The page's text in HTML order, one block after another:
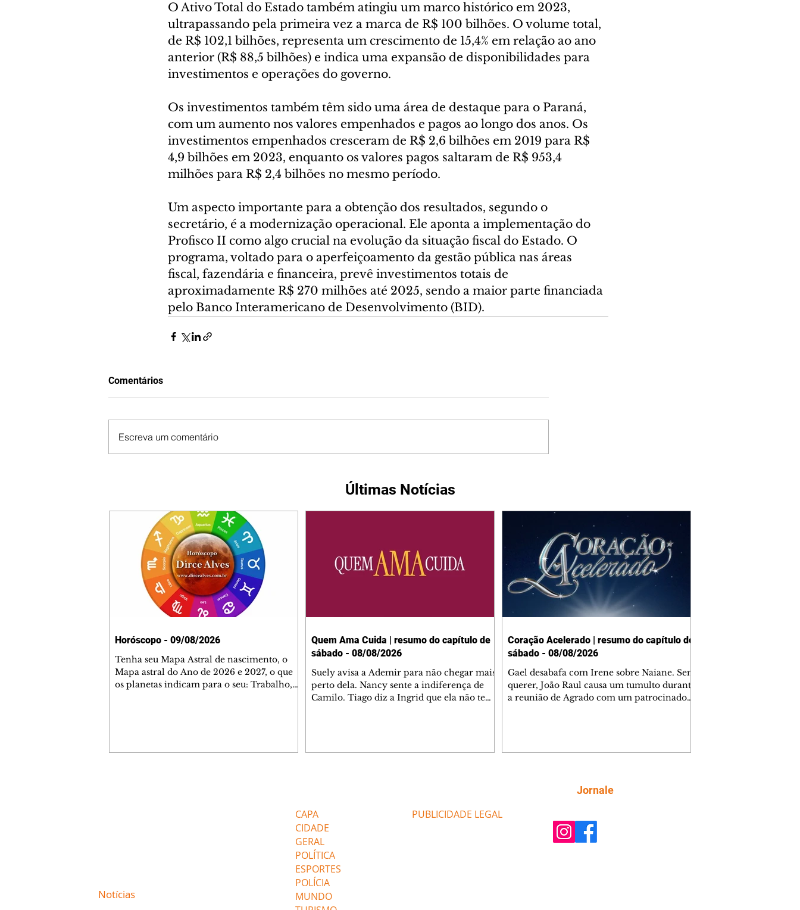
O Ativo Total do Estado também atingiu um marco histórico em 2023,
ultrapassando pela primeira vez a marca de R$ 100 bilhões. O volume total,
de R$ 102,1 bilhões, representa um crescimento de 15,4% em relação ao ano
anterior (R$ 88,5 bilhões) e indica uma expansão de disponibilidades para
investimentos e operações do governo.
Os investimentos também têm sido uma área de destaque para o Paraná,
com um aumento nos valores empenhados e pagos ao longo dos anos. Os
investimentos empenhados cresceram de R$ 2,6 bilhões em 2019 para R$
4,9 bilhões em 2023, enquanto os valores pagos saltaram de R$ 953,4
milhões para R$ 2,4 bilhões no mesmo período.
Um aspecto importante para a obtenção dos resultados, segundo o
secretário, é a modernização operacional. Ele aponta a implementação do
Profisco II como algo crucial na evolução da situação fiscal do Estado. O
programa, voltado para o aperfeiçoamento da gestão pública nas áreas
fiscal, fazendária e financeira, prevê investimentos totais de
aproximadamente R$ 270 milhões até 2025, sendo a maior parte financiada
pelo Banco Interamericano de Desenvolvimento (BID).
Comentários
Escreva um comentário
Últimas Notícias
Horóscopo - 09/08/2026
Tenha seu Mapa Astral de nascimento, o
Mapa astral do Ano de 2026 e 2027, o que
os planetas indicam para o seu: Trabalho,
Quem Ama Cuida | resumo do capítulo de
sábado - 08/08/2026
Suely avisa a Ademir para não chegar mais
perto dela. Nancy sente a indiferença de
Camilo. Tiago diz a Ingrid que ela não tem
que está feliz trabalhando no restaurante de
Nanc
Coração Acelerado | resumo do capítulo de
sábado - 08/08/2026
Gael desabafa com Irene sobre Naiane. Sem
querer, João Raul causa um tumulto durante
a reunião de Agrado com um patrocinador.
inventa para Agrado que não está
conseguindo conviver com seu sucesso, e
Notícias
CAPA
CIDADE
GERAL
POLÍTICA
ESPORTES
POLÍCIA
MUNDO
PUBLICIDADE LEGAL
Jornale